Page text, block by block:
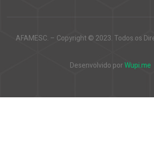
AFAMESC. – Copyright © 2023. Todos os
Desenvolvido porWupi.me